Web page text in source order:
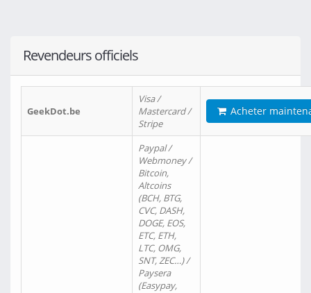
Revendeurs officiels
GeekDot.be
Visa /
Mastercard /
Stripe
Acheter
Paypal /
Webmoney /
Bitcoin,
Altcoins
(BCH, BTG,
CVC, DASH,
DOGE, EOS,
ETC, ETH,
LTC, OMG,
SNT, ZEC…) /
Paysera
(Easypay,